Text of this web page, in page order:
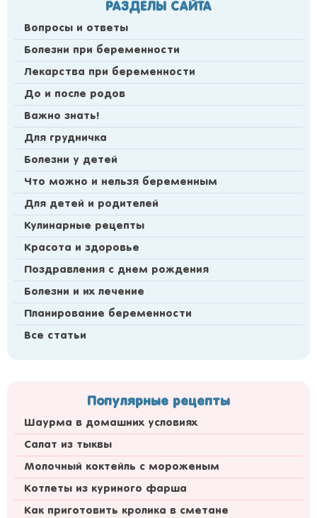
РАЗДЕЛЫ САЙТА
Вопросы и ответы
Болезни при беременности
Лекарства при беременности
До и после родов
Важно знать!
Для грудничка
Болезни у детей
Что можно и нельзя беременным
Для детей и родителей
Кулинарные рецепты
Красота и здоровье
Поздравления с днем рождения
Болезни и их лечение
Планирование беременности
Все статьи
Популярные рецепты
Шаурма в домашних условиях
Салат из тыквы
Молочный коктейль с мороженым
Котлеты из куриного фарша
Как приготовить кролика в сметане